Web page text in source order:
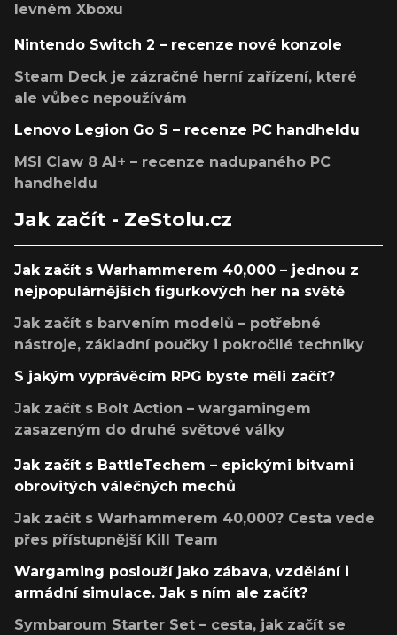
levném Xboxu
Nintendo Switch 2 – recenze nové konzole
Steam Deck je zázračné herní zařízení, které
ale vůbec nepoužívám
Lenovo Legion Go S – recenze PC handheldu
MSI Claw 8 AI+ – recenze nadupaného PC
handheldu
Jak začít - ZeStolu.cz
Jak začít s Warhammerem 40,000 – jednou z
nejpopulárnějších figurkových her na světě
Jak začít s barvením modelů – potřebné
nástroje, základní poučky i pokročilé techniky
S jakým vyprávěcím RPG byste měli začít?
Jak začít s Bolt Action – wargamingem
zasazeným do druhé světové války
Jak začít s BattleTechem – epickými bitvami
obrovitých válečných mechů
Jak začít s Warhammerem 40,000? Cesta vede
přes přístupnější Kill Team
Wargaming poslouží jako zábava, vzdělání i
armádní simulace. Jak s ním ale začít?
Symbaroum Starter Set – cesta, jak začít se